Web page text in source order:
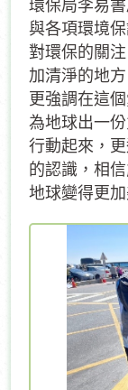
環保局李易
與各項環境
對環保的關
加清淨的地方
更強調在這
為地球出一
行動起來，
的認識，相
地球變得更加